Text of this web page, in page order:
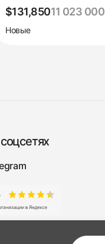
$131,85011 023
Новые